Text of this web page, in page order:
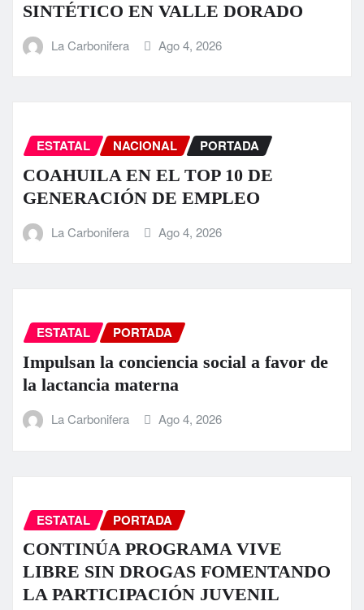
SINTÉTICO EN VALLE DORADO
La Carbonifera Ago 4, 2026
ESTATAL NACIONAL PORTADA
COAHUILA EN EL TOP 10 DE
GENERACIÓN DE EMPLEO
La Carbonifera Ago 4, 2026
ESTATAL PORTADA
Impulsan la conciencia social a favor de
la lactancia materna
La Carbonifera Ago 4, 2026
ESTATAL PORTADA
CONTINÚA PROGRAMA VIVE
LIBRE SIN DROGAS FOMENTANDO
LA PARTICIPACIÓN JUVENIL